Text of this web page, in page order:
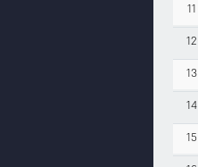
11
12
13
14
15